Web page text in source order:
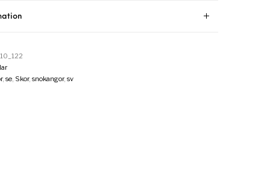
, se, Skor, snokangor, sv